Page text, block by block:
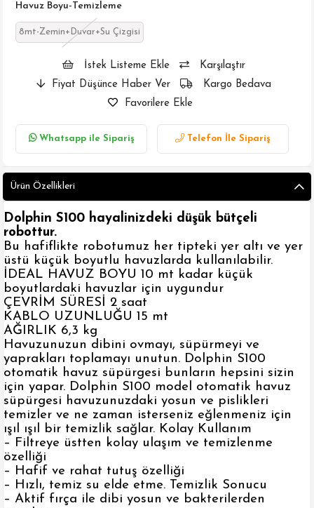
Havuz Boyu-Temizleme
8mt-Zemin+Duvar+Su Çizgisi
İstek Listeme Ekle
Karşılaştır
Fiyat Düşünce Haber Ver
Kargo Bedava
Favorilere Ekle
Whatsapp ile Sipariş Telefon İle Sipariş
Ürün Özellikleri
Dolphin S100 hayalinizdeki düşük bütçeli
robottur.
Bu hafiflikte robotumuz her tipteki yer altı ve yer
üstü küçük boyutlu havuzlarda kullanılabilir.
İDEAL HAVUZ BOYU 10 mt kadar küçük
boyutlardaki havuzlar için uygundur
ÇEVRİM SÜRESİ 2 saat
KABLO UZUNLUĞU 15 mt
AĞIRLIK 6,3 kg
Havuzunuzun dibini ovmayı, süpürmeyi ve
yaprakları toplamayı unutun. Dolphin S100
otomatik havuz süpürgesi bunların hepsini sizin
için yapar. Dolphin S100 model otomatik havuz
süpürgesi havuzunuzdaki yosun ve pislikleri
temizler ve ne zaman isterseniz eğlenmeniz için
ışıl ışıl bir temizlik sağlar. Kolay Kullanım
– Filtreye üstten kolay ulaşım ve temizlenme
özelliği
– Hafif ve rahat tutuş özelliği
– Hızlı, temiz su elde etme. Temizlik Sonucu
– Aktif fırça ile dibi yosun ve bakterilerden